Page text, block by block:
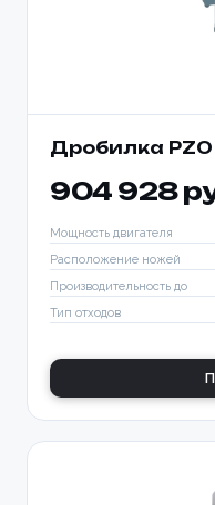
Дробилка
904 928
Мощность двигателя
Расположение ножей
Производительность до
Тип отходов